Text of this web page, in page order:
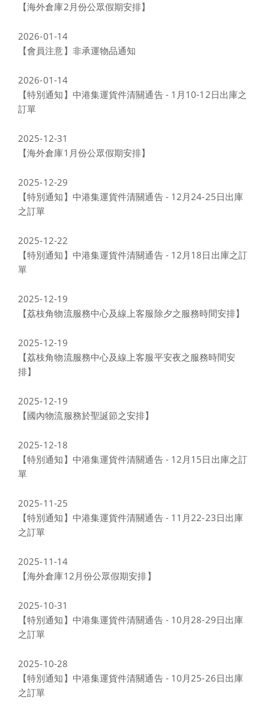
【海外倉庫2月份公眾假期安排】
2026-01-14
【會員注意】非承運物品通知
2026-01-14
【特別通知】中港集運貨件清關通告 - 1月10-12日出庫之
訂單
2025-12-31
【海外倉庫1月份公眾假期安排】
2025-12-29
【特別通知】中港集運貨件清關通告 - 12月24-25日出庫
之訂單
2025-12-22
【特別通知】中港集運貨件清關通告 - 12月18日出庫之訂
單
2025-12-19
【荔枝角物流服務中心及線上客服除夕之服務時間安排】
2025-12-19
【荔枝角物流服務中心及線上客服平安夜之服務時間安
排】
2025-12-19
【國內物流服務於聖誕節之安排】
2025-12-18
【特別通知】中港集運貨件清關通告 - 12月15日出庫之訂
單
2025-11-25
【特別通知】中港集運貨件清關通告 - 11月22-23日出庫
之訂單
2025-11-14
【海外倉庫12月份公眾假期安排】
2025-10-31
【特別通知】中港集運貨件清關通告 - 10月28-29日出庫
之訂單
2025-10-28
【特別通知】中港集運貨件清關通告 - 10月25-26日出庫
之訂單